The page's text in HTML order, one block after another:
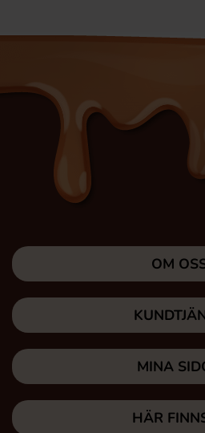
OM
MINA
HÄR